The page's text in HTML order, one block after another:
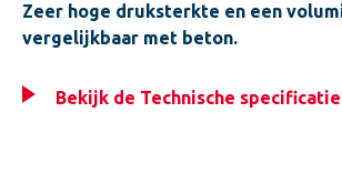
Zeer hoge druksterkte en een
vergelijkbaar met beton.
Bekijk de Technische